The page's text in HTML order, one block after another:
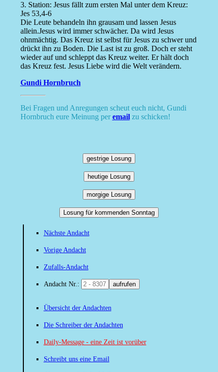
3. Station: Jesus fällt zum ersten Mal unter dem Kreuz:
Jes 53,4-6
Die Leute behandeln ihn grausam und lassen Jesus
allein.Jesus wird immer schwächer. Da wird Jesus
ohnmächtig. Das Kreuz ist selbst für Jesus zu schwer und
drückt ihn zu Boden. Die Last ist zu groß. Doch er steht
wieder auf und schleppt das Kreuz weiter. Er hält doch
das Kreuz fest. Jesus Liebe wird die Welt verändern.
Gundi Hornbruch
Bei Fragen und Anregungen scheut euch nicht, Gundi
Hornbruch eure Meinung peremailzu schicken!
gestrige Losung
heutige Losung
morgige Losung
Losung für kommenden Sonntag
Nächste Andacht
Vorige Andacht
Zufalls-Andacht
Andacht Nr.: aufrufen
Übersicht der Andachten
Die Schreiber der Andachten
Daily-Message - eine Zeit ist vorüber
Schreibt uns eine Email